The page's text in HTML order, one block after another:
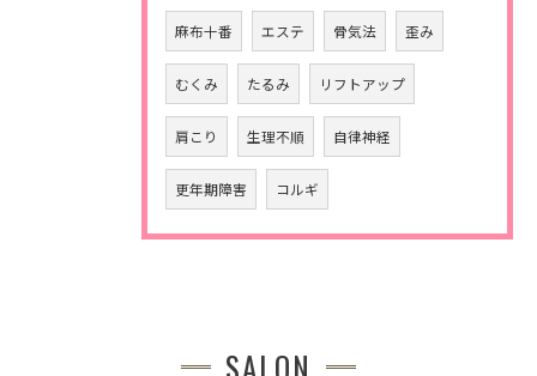
麻布十番 エステ 骨気法 歪み
むくみ たるみ リフトアップ
肩こり 生理不順 自律神経
更年期障害 コルギ
SALON